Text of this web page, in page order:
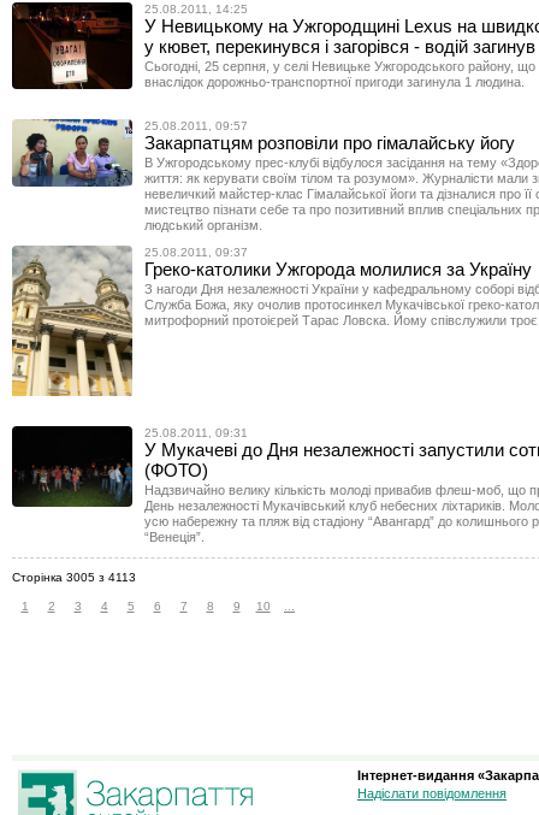
25.08.2011, 14:25
У Невицькому на Ужгородщині Lexus на
у кювет, перекинувся і загорівся - водій загинув
Сьогодні, 25 серпня, у селі Невицьке Ужгородського району, що
внаслідок дорожньо-транспортної пригоди загинула 1 людина.
25.08.2011, 09:57
Закарпатцям розповіли про гімалайську йогу
В Ужгородському прес-клубі відбулося засідання на тему
життя: як керувати своїм тілом та розумом». Журналісти мали
невеличкий майстер-клас Гімалайської йоги та дізналися про її
мистецтво пізнати себе та про позитивний вплив спеціальних
людський організм.
25.08.2011, 09:37
Греко-католики Ужгорода молилися за Україну
З нагоди Дня незалежності України у кафедральному соборі
Служба Божа, яку очолив протосинкел Мукачівської греко-
митрофорний протоієрей Тарас Ловска. Йому співслужили
25.08.2011, 09:31
У Мукачеві до Дня незалежності запустили
(ФОТО)
Надзвичайно велику кількість молоді привабив флеш-моб, що
День незалежності Мукачівський клуб небесних ліхтариків.
усю набережну та пляж від стадіону “Авангард” до колишнього
“Венеція”.
Сторінка 3005 з 4113
1 2 3 4 5 6 7 8 9 10 ...
Інтернет-видання
Надіслати повідомлення